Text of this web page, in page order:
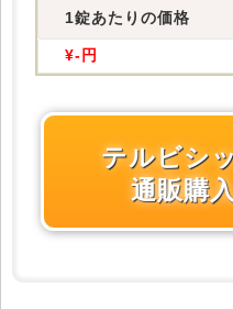
1錠あたりの価格
¥-円
テルビシ
通販購